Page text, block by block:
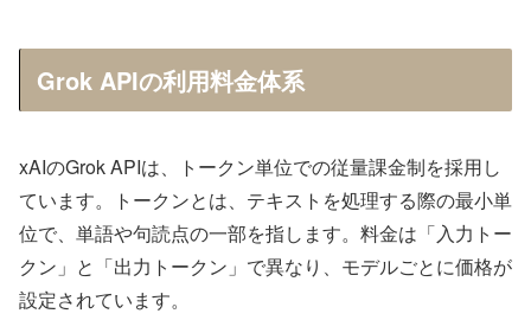
Grok APIの利用料金体系
xAIのGrok APIは、トークン単位での従量課金制を採用し
ています。トークンとは、テキストを処理する際の最小単
位で、単語や句読点の一部を指します。料金は「入力トー
クン」と「出力トークン」で異なり、モデルごとに価格が
設定されています。